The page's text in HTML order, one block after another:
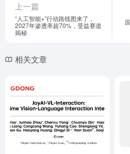
上一篇
“人工智能+”行动路线图来了，
2027年渗透率超70%，受益赛道
揭秘
相关文章